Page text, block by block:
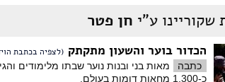
שקוריינו ע"י חן פטר
הכדור בוער והשעון מתקתק (לצפיה בכתבת
כתבה
כ-1,300 מחאות דומות בעולם.